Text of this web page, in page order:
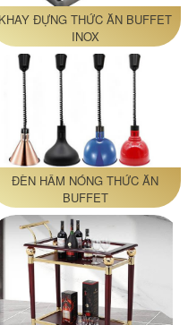
KHAY ĐỰNG THỨC ĂN BUFFET
INOX
ĐÈN HÂM NÓNG THỨC ĂN
BUFFET